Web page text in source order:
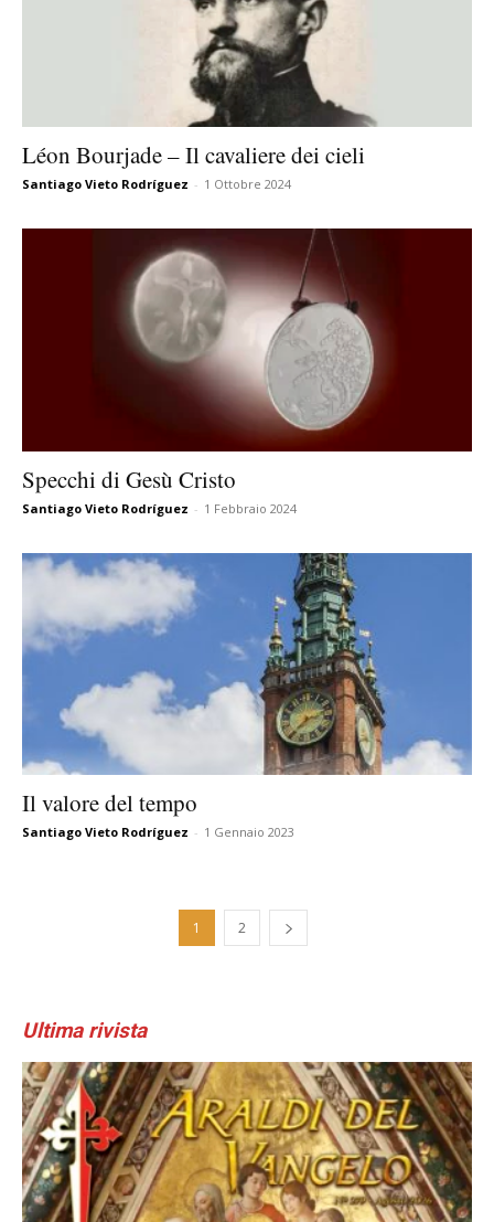
Léon Bourjade – Il cavaliere dei cieli
Santiago Vieto Rodríguez - 1 Ottobre 2024
Specchi di Gesù Cristo
Santiago Vieto Rodríguez - 1 Febbraio 2024
Il valore del tempo
Santiago Vieto Rodríguez - 1 Gennaio 2023
1 2
Ultima rivista